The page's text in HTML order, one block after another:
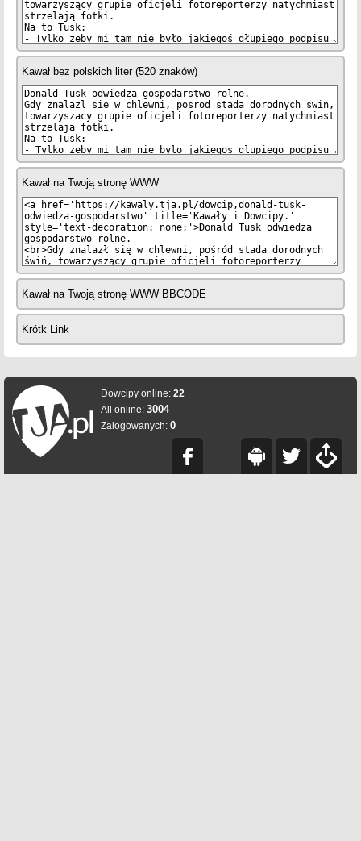
Kawał bez polskich liter (520 znaków)
Kawał na Twoją stronę WWW
Kawał na Twoją stronę WWW BBCODE
Krótk Link
Dowcipy online: 22
All online: 3004
Zalogowanych: 0